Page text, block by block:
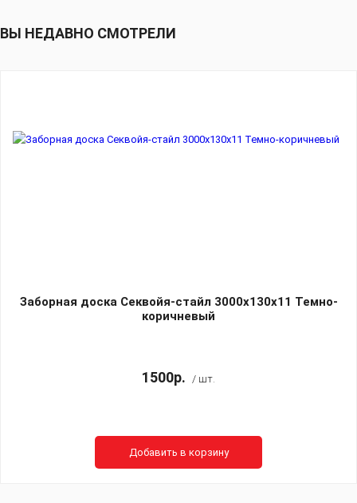
ВЫ НЕДАВНО СМОТРЕЛИ
Заборная доска Секвойя-стайл 3000х130х11 Темно-
коричневый
1500р. / шт.
Добавить в корзину